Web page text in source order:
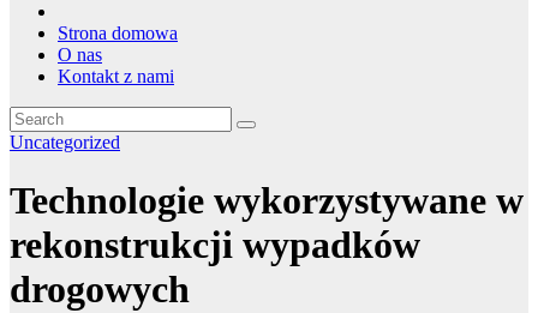
Strona domowa
O nas
Kontakt z nami
Uncategorized
Technologie wykorzystywane w
rekonstrukcji wypadków
drogowych